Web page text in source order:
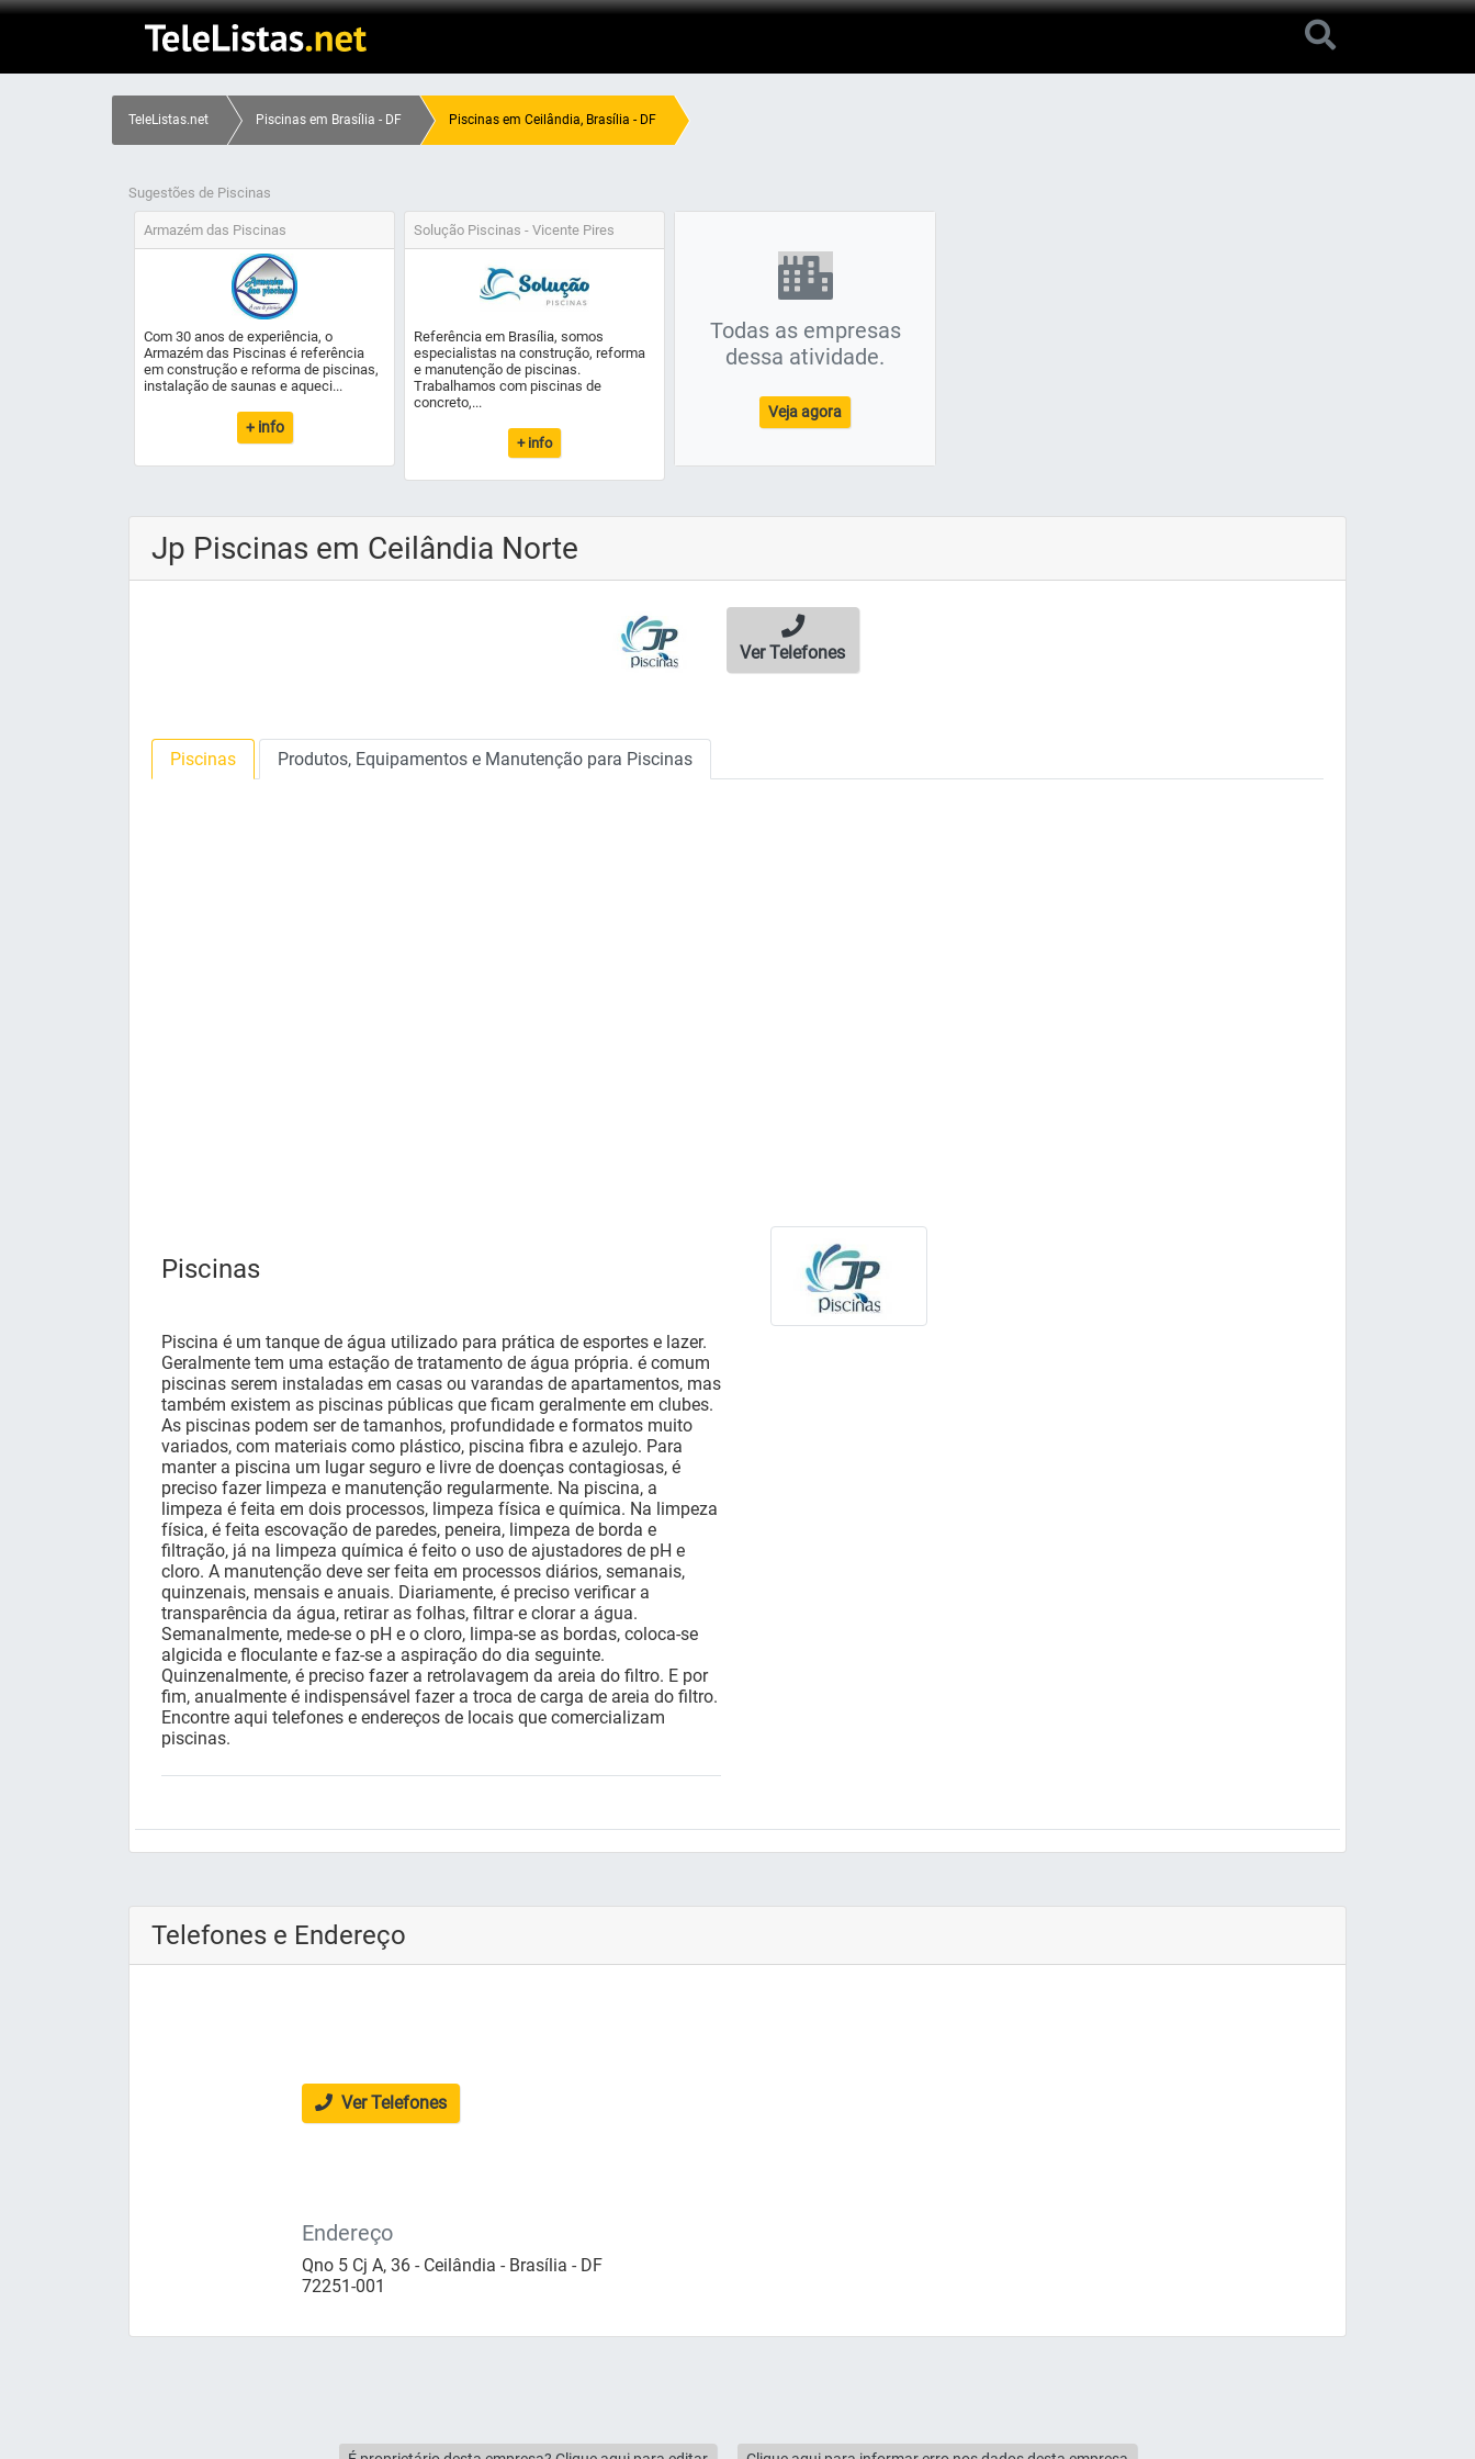
TeleListas.net Piscinas em Brasília - DF Piscinas em Ceilândia, Brasília - DF
Sugestões de Piscinas
Armazém das Piscinas
Com 30 anos de experiência, o
Armazém das Piscinas é referência
em construção e reforma de piscinas,
instalação de saunas e aqueci...
+ info
Solução Piscinas - Vicente Pires
Referência em Brasília, somos
especialistas na construção, reforma
e manutenção de piscinas.
Trabalhamos com piscinas de
concreto,...
+ info
Todas as empresas
dessa atividade.
Veja agora
Jp Piscinas em Ceilândia Norte
Ver Telefones
Piscinas Produtos, Equipamentos e Manutenção para Piscinas
Piscinas
Piscina é um tanque de água utilizado para prática de esportes e lazer.
Geralmente tem uma estação de tratamento de água própria. é comum
piscinas serem instaladas em casas ou varandas de apartamentos, mas
também existem as piscinas públicas que ficam geralmente em clubes.
As piscinas podem ser de tamanhos, profundidade e formatos muito
variados, com materiais como plástico, piscina fibra e azulejo. Para
manter a piscina um lugar seguro e livre de doenças contagiosas, é
preciso fazer limpeza e manutenção regularmente. Na piscina, a
limpeza é feita em dois processos, limpeza física e química. Na limpeza
física, é feita escovação de paredes, peneira, limpeza de borda e
filtração, já na limpeza química é feito o uso de ajustadores de pH e
cloro. A manutenção deve ser feita em processos diários, semanais,
quinzenais, mensais e anuais. Diariamente, é preciso verificar a
transparência da água, retirar as folhas, filtrar e clorar a água.
Semanalmente, mede-se o pH e o cloro, limpa-se as bordas, coloca-se
algicida e floculante e faz-se a aspiração do dia seguinte.
Quinzenalmente, é preciso fazer a retrolavagem da areia do filtro. E por
fim, anualmente é indispensável fazer a troca de carga de areia do filtro.
Encontre aqui telefones e endereços de locais que comercializam
piscinas.
Telefones e Endereço
Ver Telefones
Endereço
Qno 5 Cj A, 36 - Ceilândia - Brasília - DF
72251-001